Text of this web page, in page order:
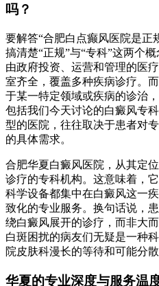
吗？
要解答“合肥白点癫风医院是正
搞清楚“正规”与“专科”这两个
由政府投资、运营和管理的医
室齐全，覆盖多种疾病诊疗。
于某一特定领域或疾病的诊治
包括我们今天讨论的白癜风专
型的医院，往往取决于患者对
的具体需求。
合肥华夏白癜风医院，从其定
诊疗的专科机构。这意味着，
科学设备都集中在白癜风这一
致化的专业服务。换句话说，
绕白癜风展开的诊疗，而非大
白斑困扰的病友们无疑是一种
院皮肤科漫长的等待和可能分散
华夏的专业深度与服务温